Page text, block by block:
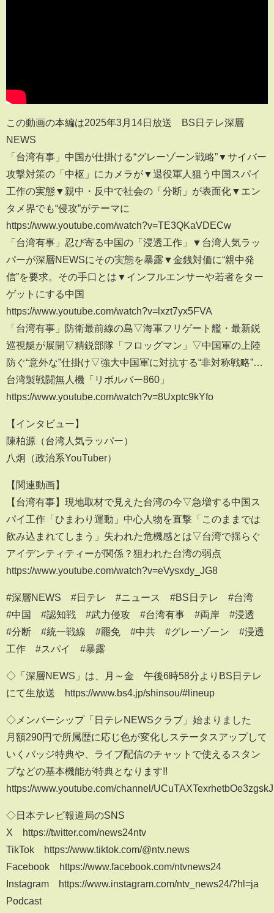
この動画の本編は2025年3月14日放送 BS日テレ深層
NEWS
「台湾有事」中国が仕掛ける“グレーゾーン戦略”▼サイバー
攻撃対策の「中枢」にカメラが▼退役軍人狙う中国スパイ
工作の実態▼親中・反中で社会の「分断」が表面化▼エン
タメ界でも“侵攻”がテーマに
https://www.youtube.com/watch?v=TE3QKaVDECw
「台湾有事」忍び寄る中国の「浸透工作」▼台湾人気ラッ
パーが深層NEWSにその実態を暴露▼金銭対価に“親中発
信”を要求。その手口とは▼インフルエンサーや若者をター
ゲットにする中国
https://www.youtube.com/watch?v=lxzt7yx5FVA
「台湾有事」防衛最前線の島▽海軍フリゲート艦・最新鋭
巡視艇が展開▽精鋭部隊「フロッグマン」▽中国軍の上陸
防ぐ“意外な”仕掛け▽強大中国軍に対抗する“非対称戦略”…
台湾製戦闘無人機「リボルバー860」
https://www.youtube.com/watch?v=8Uxptc9kYfo
【インタビュー】
陳柏源（台湾人気ラッパー）
八炯（政治系YouTuber）
【関連動画】
【台湾有事】現地取材で見えた台湾の今▽急増する中国ス
パイ工作「ひまわり運動」中心人物を直撃「このままでは
飲み込まれてしまう」失われた危機感とは▽台湾で揺らぐ
アイデンティティーが関係？狙われた台湾の弱点
https://www.youtube.com/watch?v=eVysxdy_JG8
#深層NEWS #日テレ #ニュース #BS日テレ #台湾
#中国 #認知戦 #武力侵攻 #台湾有事 #両岸 #浸透
#分断 #統一戦線 #罷免 #中共 #グレーゾーン #浸透
工作 #スパイ #暴露
◇「深層NEWS」は、月～金 午後6時58分よりBS日テレ
にて生放送 https://www.bs4.jp/shinsou/#lineup
◇メンバーシップ「日テレNEWSクラブ」始まりました
月額290円で所属歴に応じ色が変化しステータスアップして
いくバッジ特典や、ライブ配信のチャットで使えるスタン
プなどの基本機能が特典となります!!
https://www.youtube.com/channel/
◇日本テレビ報道局のSNS
X https://twitter.com/news24ntv
TikTok https://www.tiktok.com/@ntv.news
Facebook https://www.facebook.com/ntvnews24
Instagram https://www.instagram.com/ntv_news24/?hl=ja
Podcast